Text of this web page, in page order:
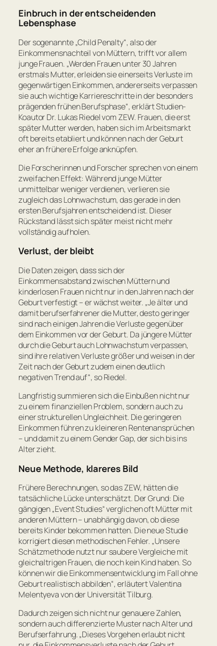
Einbruch in der entscheidenden
Lebensphase
Der sogenannte „Child Penalty“, also der
Einkommensnachteil von Müttern, trifft vor allem
junge Frauen. „Werden Frauen unter 30 Jahren
erstmals Mutter, erleiden sie einerseits Verluste im
gegenwärtigen Einkommen, andererseits verpassen
sie auch wichtige Karriereschritte in der besonders
prägenden frühen Berufsphase“, erklärt Studien-
Koautor Dr. Lukas Riedel vom ZEW. Frauen, die erst
später Mutter werden, haben sich im Arbeitsmarkt
oft bereits etabliert und können nach der Geburt
eher an frühere Erfolge anknüpfen.
Die Forscherinnen und Forscher sprechen von einem
zweifachen Effekt: Während junge Mütter
unmittelbar weniger verdienen, verlieren sie
zugleich das Lohnwachstum, das gerade in den
ersten Berufsjahren entscheidend ist. Dieser
Rückstand lässt sich später meist nicht mehr
vollständig aufholen.
Verlust, der bleibt
Die Daten zeigen, dass sich der
Einkommensabstand zwischen Müttern und
kinderlosen Frauen nicht nur in den Jahren nach der
Geburt verfestigt – er wächst weiter. „Je älter und
damit berufserfahrener die Mutter, desto geringer
sind nach einigen Jahren die Verluste gegenüber
dem Einkommen vor der Geburt. Da jüngere Mütter
durch die Geburt auch Lohnwachstum verpassen,
sind ihre relativen Verluste größer und weisen in der
Zeit nach der Geburt zudem einen deutlich
negativen Trend auf“, so Riedel.
Langfristig summieren sich die Einbußen nicht nur
zu einem finanziellen Problem, sondern auch zu
einer strukturellen Ungleichheit. Die geringeren
Einkommen führen zu kleineren Rentenansprüchen
– und damit zu einem Gender Gap, der sich bis ins
Alter zieht.
Neue Methode, klareres Bild
Frühere Berechnungen, so das ZEW, hätten die
tatsächliche Lücke unterschätzt. Der Grund: Die
gängigen „Event Studies“ verglichen oft Mütter mit
anderen Müttern – unabhängig davon, ob diese
bereits Kinder bekommen hatten. Die neue Studie
korrigiert diesen methodischen Fehler. „Unsere
Schätzmethode nutzt nur saubere Vergleiche mit
gleichaltrigen Frauen, die noch kein Kind haben. So
können wir die Einkommensentwicklung im Fall ohne
Geburt realistisch abbilden“, erläutert Valentina
Melentyeva von der Universität Tilburg.
Dadurch zeigen sich nicht nur genauere Zahlen,
sondern auch differenzierte Muster nach Alter und
Berufserfahrung.„Dieses Vorgehen erlaubt nicht